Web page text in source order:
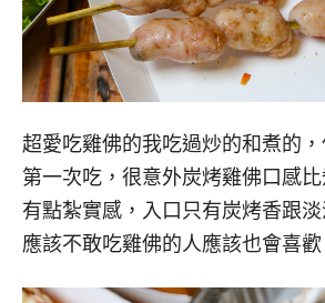
超愛吃雞佛的我吃過炒的和煮的
第一次吃，很意外炭烤雞佛口感
有點紮實感，入口只有炭烤香跟
應該不敢吃雞佛的人應該也會喜歡